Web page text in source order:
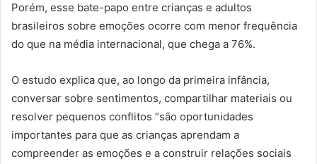
Porém, esse bate-papo entre crianças e adultos
brasileiros sobre emoções ocorre com menor frequência
do que na média internacional, que chega a 76%.
O estudo explica que, ao longo da primeira infância,
conversar sobre sentimentos, compartilhar materiais ou
resolver pequenos conflitos “são oportunidades
importantes para que as crianças aprendam a
compreender as emoções e a construir relações sociais